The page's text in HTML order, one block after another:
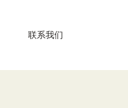
联系我们